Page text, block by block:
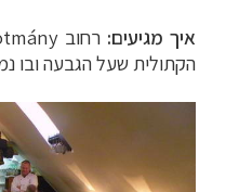
איך מגיעים: רחוב
הקתולית שעל הגבעה ובו